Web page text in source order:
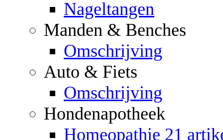
Nageltangen
Manden & Benches
Omschrijving
Auto & Fiets
Omschrijving
Hondenapotheek
Homeopathie 21